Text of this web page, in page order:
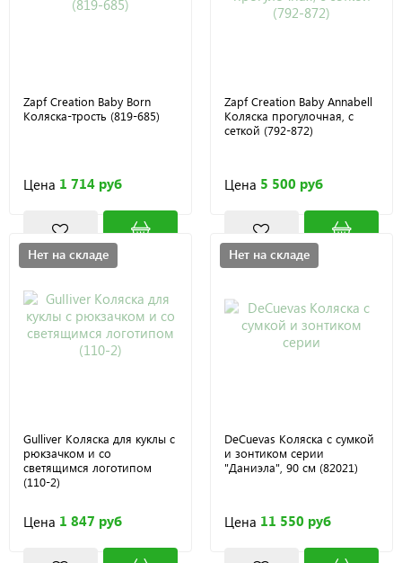
Zapf Creation Baby Born
Коляска-трость (819-685)
Цена 1 714 руб
Zapf Creation Baby Annabell
Коляска прогулочная, с
сеткой (792-872)
Цена 5 500 руб
Нет на складе
Gulliver Коляска для куклы с
рюкзачком и со
светящимся логотипом
(110-2)
Цена 1 847 руб
Нет на складе
DeCuevas Коляска с сумкой
и зонтиком серии
"Даниэла", 90 см (82021)
Цена 11 550 руб